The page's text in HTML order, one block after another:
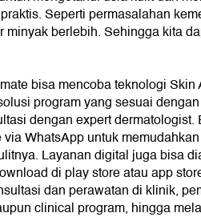
Seperti permasalahan
berlebih. Sehingga kita
bisa mencoba teknologi Skin
program yang sesuai
dengan expert dermatologist.
WhatsApp untuk
Layanan digital juga bisa
di play store atau app
dan perawatan di klinik,
clinical program, hingga